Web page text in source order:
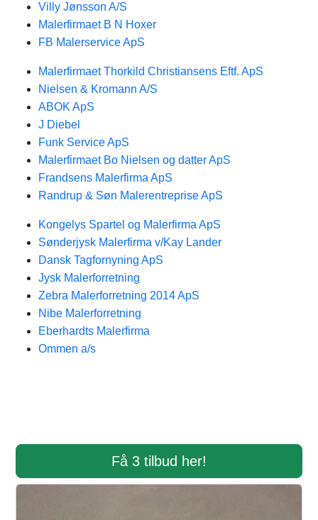
Villy Jønsson A/S
Malerfirmaet B N Hoxer
FB Malerservice ApS
Malerfirmaet Thorkild Christiansens Eftf. ApS
Nielsen & Kromann A/S
ABOK ApS
J Diebel
Funk Service ApS
Malerfirmaet Bo Nielsen og datter ApS
Frandsens Malerfirma ApS
Randrup & Søn Malerentreprise ApS
Kongelys Spartel og Malerfirma ApS
Sønderjysk Malerfirma v/Kay Lander
Dansk Tagfornyning ApS
Jysk Malerforretning
Zebra Malerforretning 2014 ApS
Nibe Malerforretning
Eberhardts Malerfirma
Ommen a/s
Få 3 tilbud her!